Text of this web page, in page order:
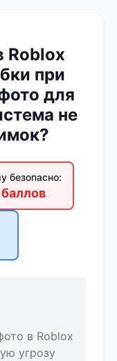
Roblox
при
для
не
безопасно:
баллов
в Roblox
угрозу